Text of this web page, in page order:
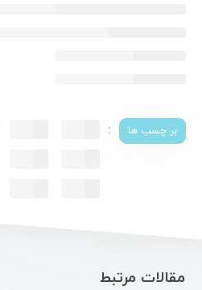
بر چسب ها :
مقالات مرتبط